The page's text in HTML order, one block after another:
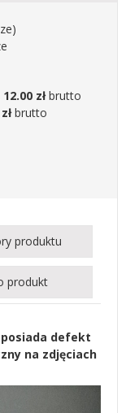
12.00 złbrutto
brutto
produktu
produkt
defekt
na zdjęciach